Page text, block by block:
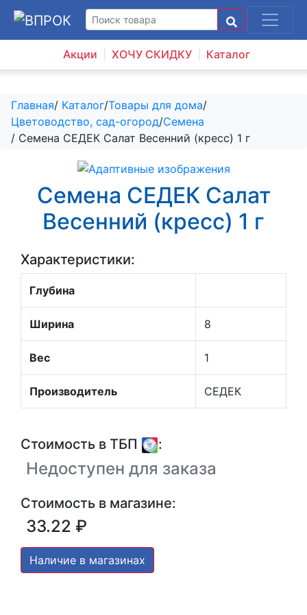
Акции ХОЧУ СКИДКУ Каталог
Главная/ Каталог/Товары для дома/
Цветоводство, сад-огород/Семена
/ Семена СЕДЕК Салат Весенний (кресс) 1 г
Семена СЕДЕК Салат
Весенний (кресс) 1 г
Характеристики:
Глубина
Ширина 8
Вес 1
Производитель СЕДЕК
Стоимость в ТБП :
Недоступен для заказа
Стоимость в магазине:
33.22 ₽
Наличие в магазинах